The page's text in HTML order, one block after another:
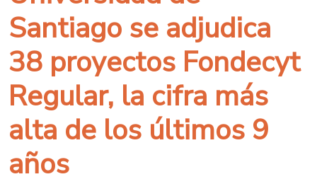
Santiago se adjudica
38 proyectos Fondecyt
Regular, la cifra más
alta de los últimos 9
años